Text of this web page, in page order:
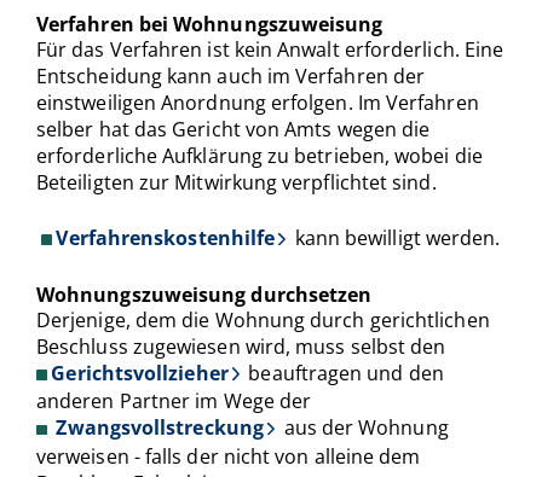
Verfahren bei Wohnungszuweisung
Für das Verfahren ist kein Anwalt erforderlich. Eine
Entscheidung kann auch im Verfahren der
einstweiligen Anordnung erfolgen. Im Verfahren
selber hat das Gericht von Amts wegen die
erforderliche Aufklärung zu betrieben, wobei die
Beteiligten zur Mitwirkung verpflichtet sind.
Verfahrenskostenhilfe kann bewilligt werden.
Wohnungszuweisung durchsetzen
Derjenige, dem die Wohnung durch gerichtlichen
Beschluss zugewiesen wird, muss selbst den
Gerichtsvollzieher
beauftragen und den
anderen Partner im Wege der
Zwangsvollstreckung
aus der Wohnung
verweisen - falls der nicht von alleine dem